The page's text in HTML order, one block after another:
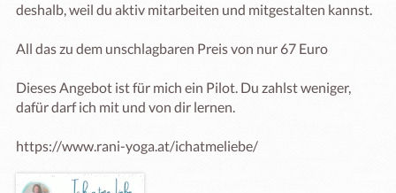
deshalb, weil du aktiv mitarbeiten und mitgestalten kannst.
All das zu dem unschlagbaren Preis von nur 67 Euro
Dieses Angebot ist für mich ein Pilot. Du zahlst weniger,
dafür darf ich mit und von dir lernen.
https://www.rani-yoga.at/ichatmeliebe/